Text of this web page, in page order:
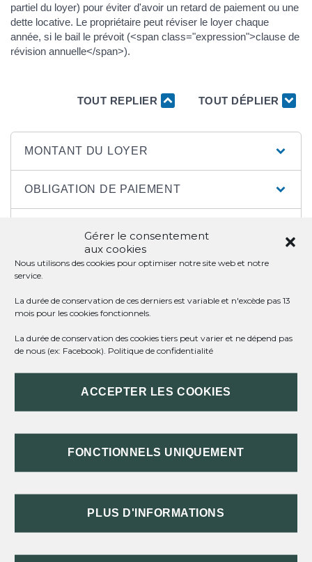
Gérer le consentement
aux cookies
Nous utilisons des cookies pour optimiser notre site web et notre
service.
La durée de conservation de ces derniers est variable et n'excède pas 13
mois pour les cookies fonctionnels.
La durée de conservation des cookies tiers peut varier et ne dépend pas
de nous (ex: Facebook). Politique de confidentialité
ACCEPTER LES COOKIES
FONCTIONNELS UNIQUEMENT
PLUS D'INFORMATIONS
partiel du loyer) pour éviter d'avoir un retard de paiement ou une
dette locative. Le propriétaire peut réviser le loyer chaque
année, si le bail le prévoit (<span class="expression">clause de
révision annuelle</span>).
TOUT REPLIER TOUT DÉPLIER
MONTANT DU LOYER
OBLIGATION DE PAIEMENT
MODE DE PAIEMENT
QUITTANCE DE LOYER
RETARD DE PAIEMENT
LOCATIVE
TEXTES DE RÉFÉRENCE